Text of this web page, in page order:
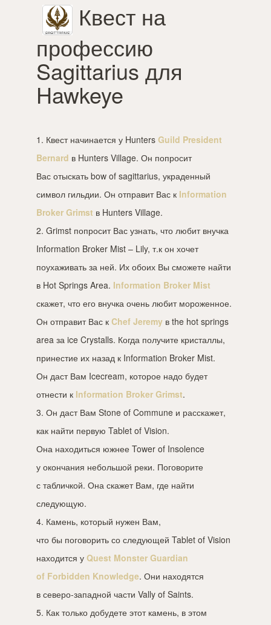
Квест на
профессию
Sagittarius для
Hawkeye
1. Квест начинается у Hunters Guild President
Bernard в Hunters Village. Он попросит
Вас отыскать bow of sagittarius, украденный
символ гильдии. Он отправит Вас к Information
Broker Grimst в Hunters Village.
2. Grimst попросит Вас узнать, что любит внучка
Information Broker Mist – Lily, т.к он хочет
поухаживать за ней. Их обоих Вы сможете найти
в Hot Springs Area. Information Broker Mist
скажет, что его внучка очень любит мороженное.
Он отправит Вас к Chef Jeremy в the hot springs
area за ice Crystalls. Когда получите кристаллы,
принестие их назад к Information Broker Mist.
Он даст Вам Icecream, которое надо будет
отнести к Information Broker Grimst.
3. Он даст Вам Stone of Commune и расскажет,
как найти первую Tablet of Vision.
Она находиться южнее Tower of Insolence
у окончания небольшой реки. Поговорите
с табличкой. Она скажет Вам, где найти
следующую.
4. Камень, который нужен Вам,
что бы поговорить со следующей Tablet of Vision
находится у Quest Monster Guardian
of Forbidden Knowledge. Они находятся
в северо-западной части Vally of Saints.
5. Как только добудете этот камень, в этом